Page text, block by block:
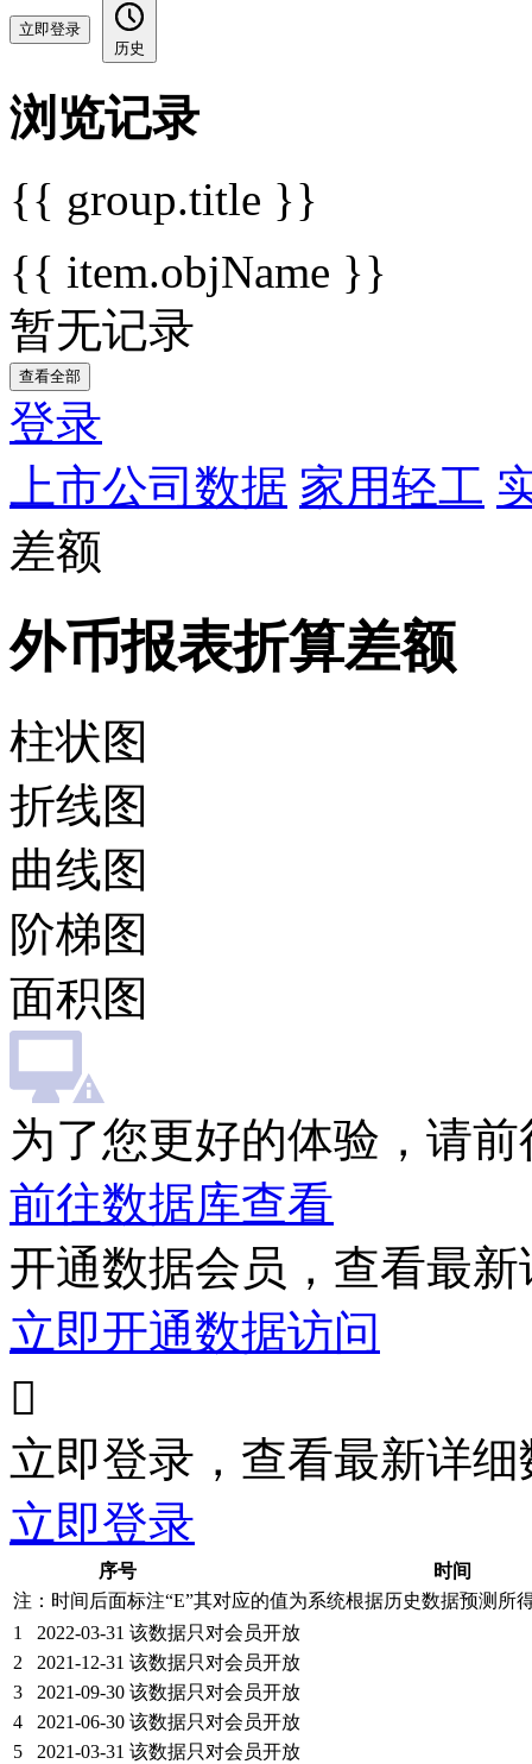
立即登录
历史
浏览记录
{{ group.title }}
{{ item.objName }}
暂无记录
查看全部
登录
上市公司数据 家用轻工
差额
外币报表折算差额
柱状图
折线图
曲线图
阶梯图
面积图
为了您更好的体验，请
前往数据库查看
开通数据会员，查看最
立即开通数据访问

立即登录，查看最新详细
立即登录
序号
时间
注：时间后面标注“E”其对应的值为系统根据历史数据预测所
1
2022-03-31 该数据只对会员开放
2
2021-12-31 该数据只对会员开放
3
2021-09-30 该数据只对会员开放
4
2021-06-30 该数据只对会员开放
5
2021-03-31 该数据只对会员开放